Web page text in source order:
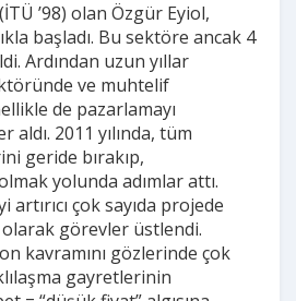
’98) olan Özgür Eyiol,
başladı. Bu sektöre ancak 4
Ardından uzun yıllar
ve muhtelif
de pazarlamayı
aldı. 2011 yılında, tüm
geride bırakıp,
yolunda adımlar attı.
çok sayıda projede
görevler üstlendi.
kavramını gözlerinde çok
gayretlerinin